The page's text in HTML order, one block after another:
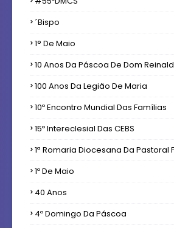
´bispo
1° De Maio
10 Anos Da Páscoa De Dom
100 Anos Da Legião De Maria
10º Encontro Mundial Das Famílias
15º Intereclesial Das CEBS
1ª Romaria Diocesana Da Pastoral
1º De Maio
40 Anos
4º Domingo Da Páscoa